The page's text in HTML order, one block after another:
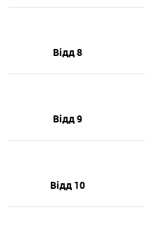
Відд 8
Відд 9
Відд 10